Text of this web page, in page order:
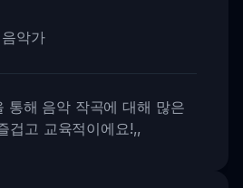
악가
통해 음악 작곡에 대해 많은
겁고 교육적이에요!,,